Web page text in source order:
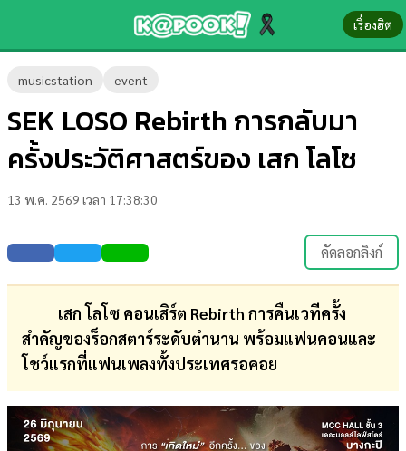
เรื่องฮิต
musicstation event
SEK LOSO Rebirth การกลับมา
ครั้งประวัติศาสตร์ของ เสก โลโซ
13 พ.ค. 2569 เวลา 17:38:30
คัดลอกลิงก์
เสก โลโซ คอนเสิร์ต Rebirth การคืนเวทีครั้ง
สำคัญของร็อกสตาร์ระดับตำนาน พร้อมแฟนคอนและ
โชว์แรกที่แฟนเพลงทั้งประเทศรอคอย
ข่าว-
ความ
รู้
บันเทิง
ตรวจ
ผล
บอล
สด
การ